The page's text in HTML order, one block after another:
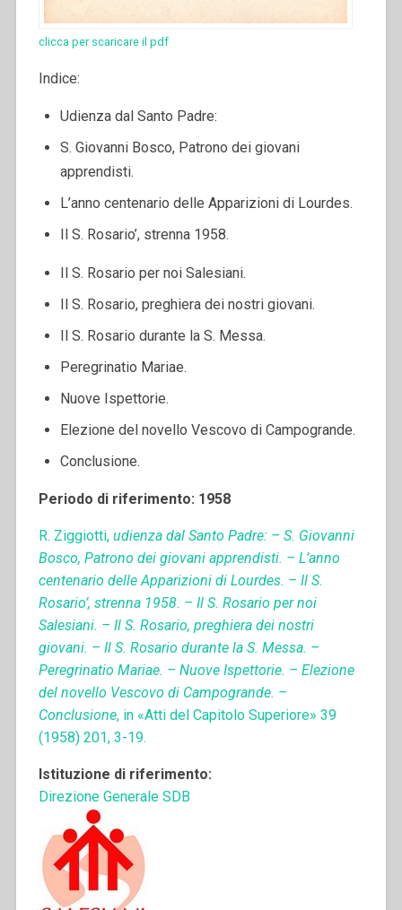
clicca per scaricare il pdf
Indice:
Udienza dal Santo Padre:
S. Giovanni Bosco, Patrono dei giovani
apprendisti.
L’anno centenario delle Apparizioni di Lourdes.
Il S. Rosario’, strenna 1958.
Il S. Rosario per noi Salesiani.
Il S. Rosario, preghiera dei nostri giovani.
Il S. Rosario durante la S. Messa.
Peregrinatio Mariae.
Nuove Ispettorie.
Elezione del novello Vescovo di Campogrande.
Conclusione.
Periodo di riferimento: 1958
R. Ziggiotti,udienza dal Santo Padre: – S. Giovanni
Bosco, Patrono dei giovani apprendisti. – L’anno
centenario delle Apparizioni di Lourdes. – Il S.
Rosario’, strenna 1958. – Il S. Rosario per noi
Salesiani. – Il S. Rosario, preghiera dei nostri
giovani. – Il S. Rosario durante la S. Messa. –
Peregrinatio Mariae. – Nuove Ispettorie. – Elezione
del novello Vescovo di Campogrande. –
Conclusione, in «Atti del Capitolo Superiore» 39
(1958) 201, 3-19.
Istituzione di riferimento:
Direzione Generale SDB